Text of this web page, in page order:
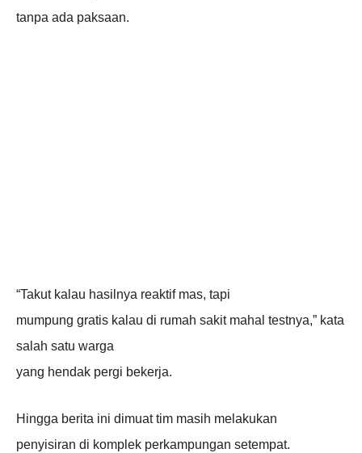
tanpa ada paksaan.
“Takut kalau hasilnya reaktif mas, tapi
mumpung gratis kalau di rumah sakit mahal testnya,” kata
salah satu warga
yang hendak pergi bekerja.
Hingga berita ini dimuat tim masih melakukan
penyisiran di komplek perkampungan setempat.